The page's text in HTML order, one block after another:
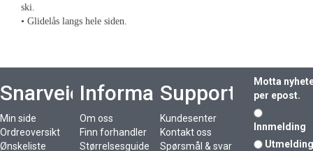
ski.
• Glidelås langs hele siden.
Snarveier
Min side
Ordreoversikt
Ønskeliste
Informasjon
Om oss
Finn forhandler
Størrelsesguide
Support
Kundesenter
Kontakt oss
Spørsmål & svar
Motta
per epost.
Innmelding